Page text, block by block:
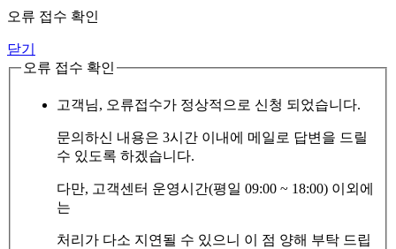
오류 접수 확인
닫기
오류 접수 확인
고객님, 오류접수가 정상적으로 신청 되었습니다.
문의하신 내용은 3시간 이내에 메일로 답변을 드릴
수 있도록 하겠습니다.
다만, 고객센터 운영시간(평일 09:00 ~ 18:00) 이외에
는
처리가 다소 지연될 수 있으니 이 점 양해 부탁 드립